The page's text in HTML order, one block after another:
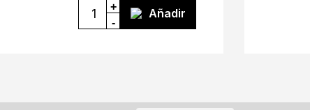
+
-
Añadir